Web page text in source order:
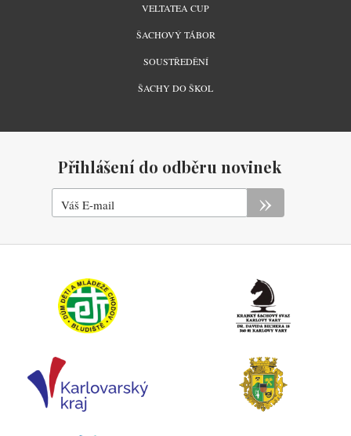
VELTATEA CUP
ŠACHOVÝ TÁBOR
SOUSTŘEDĚNÍ
ŠACHY DO ŠKOL
Přihlášení do odběru novinek
Váš E-mail